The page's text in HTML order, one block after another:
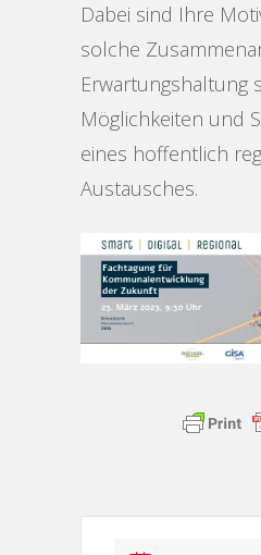
Dabei sind Ihre
solche
Erwartungshaltung
Möglichkeiten und
eines hoffentlich
Austausches.